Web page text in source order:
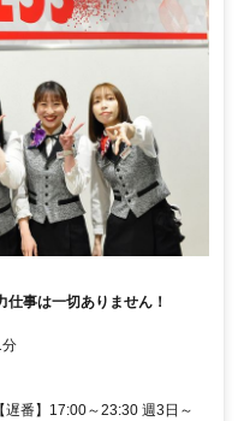
事は一切ありません！
番】17:00～23:30 週3日～